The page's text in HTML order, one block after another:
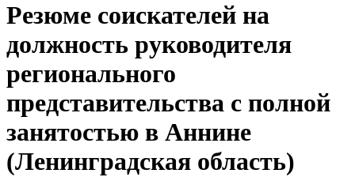
Резюме соискателей на
должность руководителя
регионального
представительства с полной
занятостью в Аннине
(Ленинградская область)